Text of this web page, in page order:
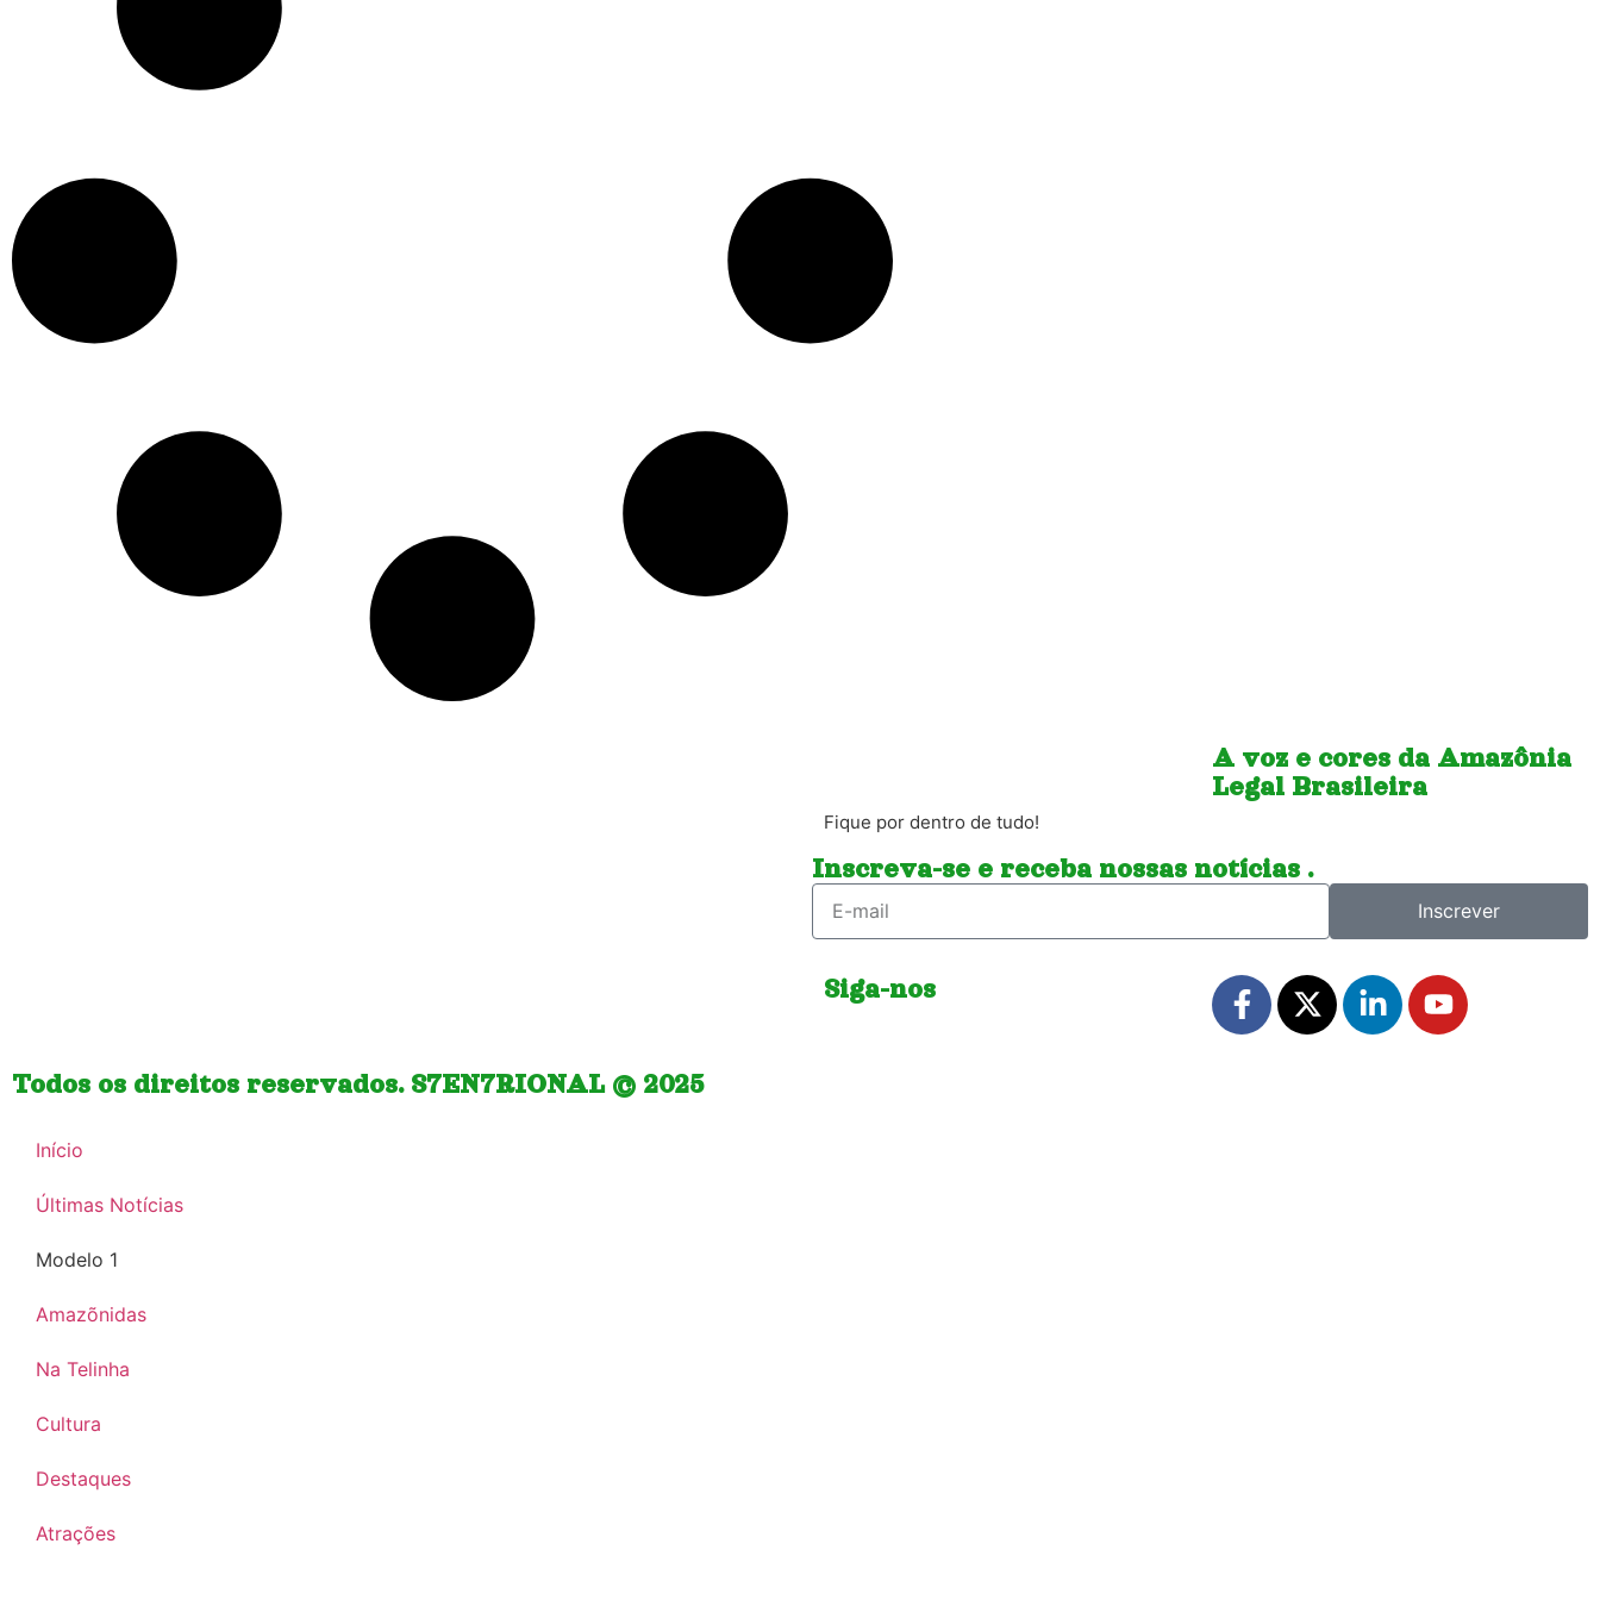
A voz e cores da Amazônia
Legal Brasileira
Fique por dentro de tudo!
Inscreva-se e receba nossas notícias .
Inscrever
Siga-nos
Todos os direitos reservados. S7EN7RIONAL © 2025
Início
Últimas Notícias
Modelo 1
Amazõnidas
Na Telinha
Cultura
Destaques
Atrações